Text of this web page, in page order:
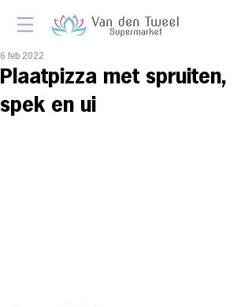
Plaatpizza met spruiten,
spek en ui
6 feb 2022